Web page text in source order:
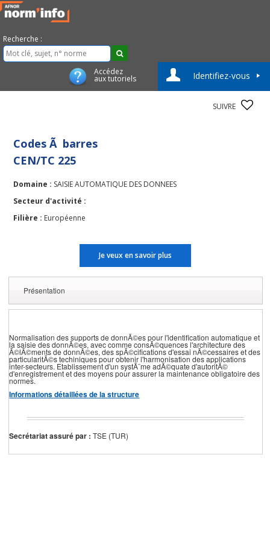
Recherche :
Accédez
aux tutoriels Identifiez-vous
SUIVRE
Codes Ã barres
CEN/TC 225
Domaine : SAISIE AUTOMATIQUE DES DONNEES
Secteur d'activité :
Filière : Européenne
Je veux en savoir plus
Présentation
Normalisation des supports de donnÃ©es pour l'identification automatique et
la saisie des donnÃ©es, avec comme consÃ©quences l'architecture des
Ã©lÃ©ments de donnÃ©es, des spÃ©cifications d'essai nÃ©cessaires et des
particularitÃ©s techiniques pour obtenir l'harmonisation des applications
inter-secteurs. Etablissement d'un systÃ¨me adÃ©quate d'autoritÃ©
d'enregistrement et des moyens pour assurer la maintenance obligatoire des
normes.
Informations détaillées de la structure
Secrétariat assuré par :TSE (TUR)